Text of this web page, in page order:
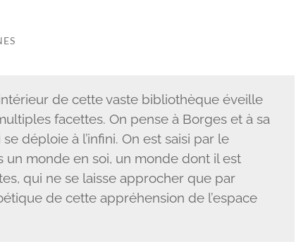
de cette vaste bibliothèque éveille
facettes. On pense à Borges et à sa
déploie à l’infini. On est saisi par le
monde en soi, un monde dont il est
qui ne se laisse approcher que par
de cette appréhension de l’espace